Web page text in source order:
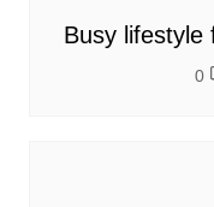
Busy lifestyle
0